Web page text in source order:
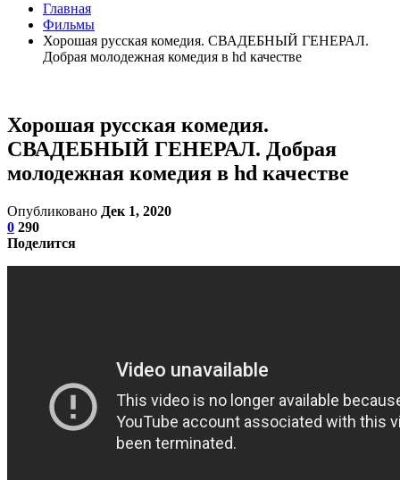
Главная
Фильмы
Хорошая русская комедия. СВАДЕБНЫЙ ГЕНЕРАЛ.
Добрая молодежная комедия в hd качестве
Хорошая русская комедия.
СВАДЕБНЫЙ ГЕНЕРАЛ. Добрая
молодежная комедия в hd качестве
Опубликовано Дек 1, 2020
0 290
Поделится